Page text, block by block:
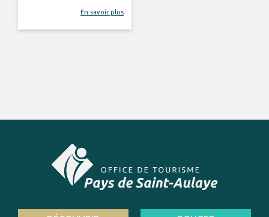
En savoir plus